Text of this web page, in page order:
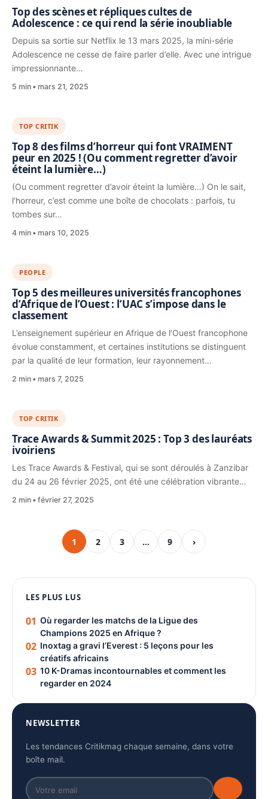
Top des scènes et répliques cultes de
Adolescence : ce qui rend la série inoubliable
Depuis sa sortie sur Netflix le 13 mars 2025, la mini-série
Adolescence ne cesse de faire parler d’elle. Avec une intrigue
impressionnante…
5 min mars 21, 2025
TOP CRITIK
Top 8 des films d’horreur qui font VRAIMENT
peur en 2025 ! (Ou comment regretter d’avoir
éteint la lumière…)
(Ou comment regretter d’avoir éteint la lumière…) On le sait,
l’horreur, c’est comme une boîte de chocolats : parfois, tu
tombes sur…
4 min mars 10, 2025
PEOPLE
Top 5 des meilleures universités francophones
d’Afrique de l’Ouest : l’UAC s’impose dans le
classement
L’enseignement supérieur en Afrique de l’Ouest francophone
évolue constamment, et certaines institutions se distinguent
par la qualité de leur formation, leur rayonnement…
2 min mars 7, 2025
TOP CRITIK
Trace Awards & Summit 2025 : Top 3 des lauréats
ivoiriens
Les Trace Awards & Festival, qui se sont déroulés à Zanzibar
du 24 au 26 février 2025, ont été une célébration vibrante…
2 min février 27, 2025
1 2 3 … 9 ›
PUBLICITÉ
LES PLUS LUS
01 Où regarder les matchs de la Ligue des
Champions 2025 en Afrique ?
02 Inoxtag a gravi l’Everest : 5 leçons pour les
créatifs africains
03 10 K-Dramas incontournables et comment les
regarder en 2024
NEWSLETTER
Les tendances Critikmag chaque semaine, dans votre
boîte mail.